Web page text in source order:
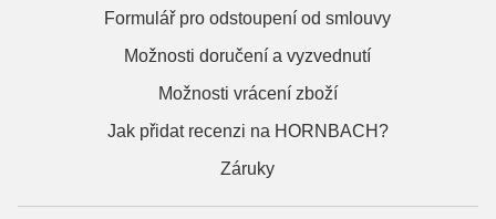
Formulář pro odstoupení od smlouvy
Možnosti doručení a vyzvednutí
Možnosti vrácení zboží
Jak přidat recenzi na HORNBACH?
Záruky